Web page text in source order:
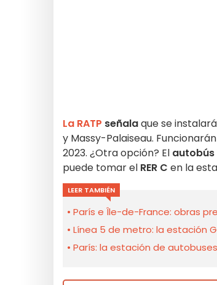
La RATP señalaque se
y Massy-Palaiseau.
2023. ¿Otra opción? El autobús
puede tomar el RER C en la
LEER TAMBIÉN
París e Île-de-France: obras
Línea 5 de metro: la estación
París: la estación de